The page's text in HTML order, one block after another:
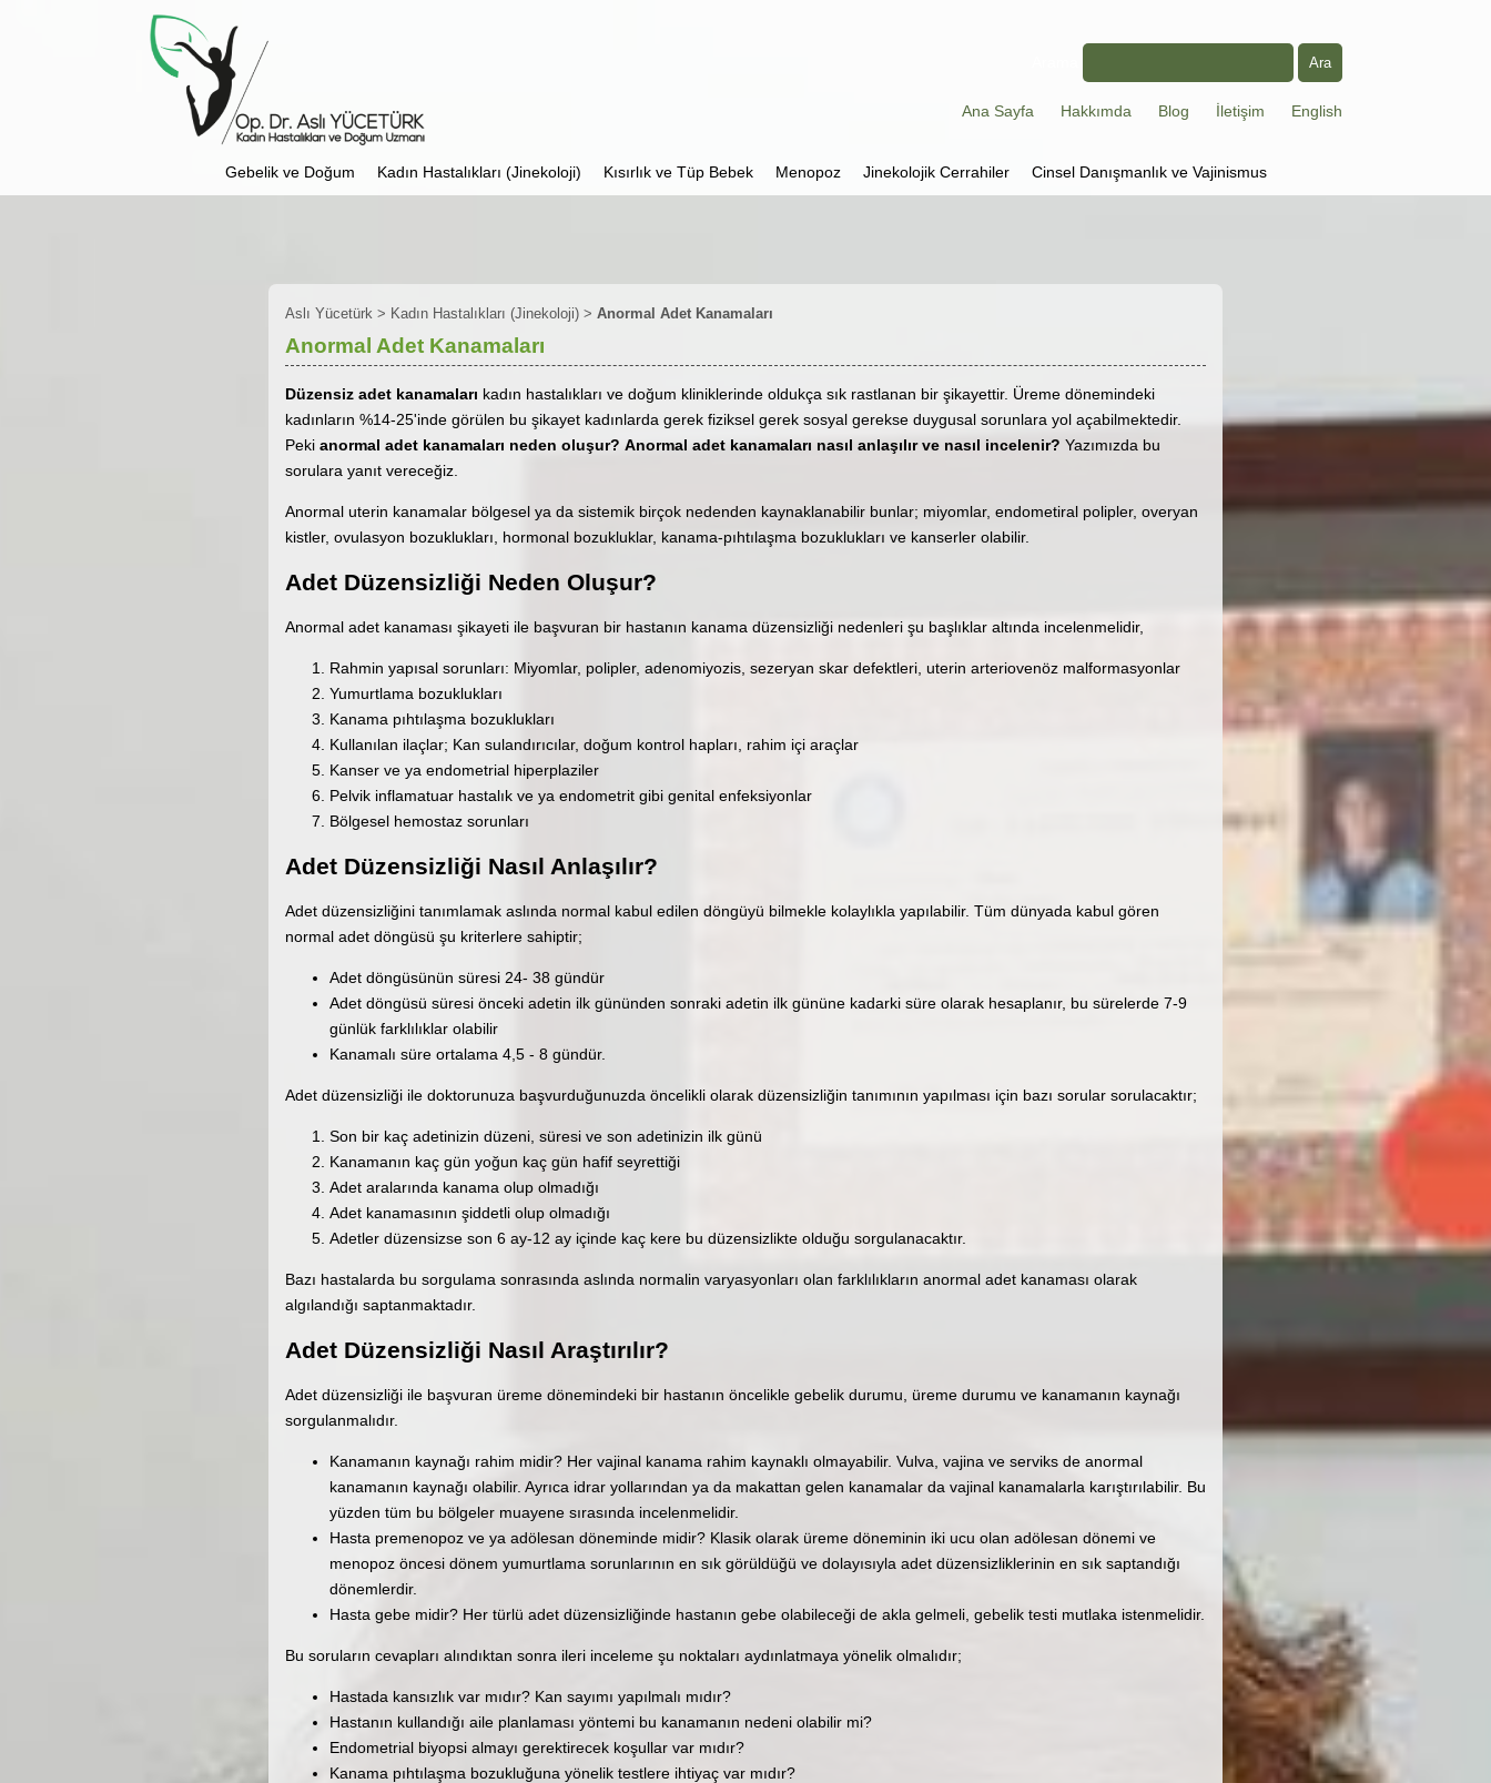
Ana Sayfa Hakkımda Blog İletişim English
Gebelik ve Doğum Kadın Hastalıkları (Jinekoloji) Kısırlık ve Tüp Bebek Menopoz Jinekolojik Cerrahiler Cinsel Danışmanlık ve Vajinismus
Aslı Yücetürk> Kadın Hastalıkları (Jinekoloji)> Anormal Adet Kanamaları
Anormal Adet Kanamaları
Düzensiz adet kanamaları kadın hastalıkları ve doğum kliniklerinde oldukça sık rastlanan bir şikayettir. Üreme dönemindeki
kadınların %14-25'inde görülen bu şikayet kadınlarda gerek fiziksel gerek sosyal gerekse duygusal sorunlara yol açabilmektedir.
Peki anormal adet kanamaları neden oluşur? Anormal adet kanamaları nasıl anlaşılır ve nasıl incelenir? Yazımızda bu
sorulara yanıt vereceğiz.
Anormal uterin kanamalar bölgesel ya da sistemik birçok nedenden kaynaklanabilir bunlar; miyomlar, endometiral polipler, overyan
kistler, ovulasyon bozuklukları, hormonal bozukluklar, kanama-pıhtılaşma bozuklukları ve kanserler olabilir.
Adet Düzensizliği Neden Oluşur?
Anormal adet kanaması şikayeti ile başvuran bir hastanın kanama düzensizliği nedenleri şu başlıklar altında incelenmelidir,
Rahmin yapısal sorunları: Miyomlar, polipler, adenomiyozis, sezeryan skar defektleri, uterin arteriovenöz malformasyonlar
Yumurtlama bozuklukları
Kanama pıhtılaşma bozuklukları
Kullanılan ilaçlar; Kan sulandırıcılar, doğum kontrol hapları, rahim içi araçlar
Kanser ve ya endometrial hiperplaziler
Pelvik inflamatuar hastalık ve ya endometrit gibi genital enfeksiyonlar
Bölgesel hemostaz sorunları
Adet Düzensizliği Nasıl Anlaşılır?
Adet düzensizliğini tanımlamak aslında normal kabul edilen döngüyü bilmekle kolaylıkla yapılabilir. Tüm dünyada kabul gören
normal adet döngüsü şu kriterlere sahiptir;
Adet döngüsünün süresi 24- 38 gündür
Adet döngüsü süresi önceki adetin ilk gününden sonraki adetin ilk gününe kadarki süre olarak hesaplanır, bu sürelerde 7-9
günlük farklılıklar olabilir
Kanamalı süre ortalama 4,5 - 8 gündür.
Adet düzensizliği ile doktorunuza başvurduğunuzda öncelikli olarak düzensizliğin tanımının yapılması için bazı sorular sorulacaktır;
Son bir kaç adetinizin düzeni, süresi ve son adetinizin ilk günü
Kanamanın kaç gün yoğun kaç gün hafif seyrettiği
Adet aralarında kanama olup olmadığı
Adet kanamasının şiddetli olup olmadığı
Adetler düzensizse son 6 ay-12 ay içinde kaç kere bu düzensizlikte olduğu sorgulanacaktır.
Bazı hastalarda bu sorgulama sonrasında aslında normalin varyasyonları olan farklılıkların anormal adet kanaması olarak
algılandığı saptanmaktadır.
Adet Düzensizliği Nasıl Araştırılır?
Adet düzensizliği ile başvuran üreme dönemindeki bir hastanın öncelikle gebelik durumu, üreme durumu ve kanamanın kaynağı
sorgulanmalıdır.
Kanamanın kaynağı rahim midir? Her vajinal kanama rahim kaynaklı olmayabilir. Vulva, vajina ve serviks de anormal
kanamanın kaynağı olabilir. Ayrıca idrar yollarından ya da makattan gelen kanamalar da vajinal kanamalarla karıştırılabilir. Bu
yüzden tüm bu bölgeler muayene sırasında incelenmelidir.
Hasta premenopoz ve ya adölesan döneminde midir? Klasik olarak üreme döneminin iki ucu olan adölesan dönemi ve
menopoz öncesi dönem yumurtlama sorunlarının en sık görüldüğü ve dolayısıyla adet düzensizliklerinin en sık saptandığı
dönemlerdir.
Hasta gebe midir? Her türlü adet düzensizliğinde hastanın gebe olabileceği de akla gelmeli, gebelik testi mutlaka istenmelidir.
Bu soruların cevapları alındıktan sonra ileri inceleme şu noktaları aydınlatmaya yönelik olmalıdır;
Hastada kansızlık var mıdır? Kan sayımı yapılmalı mıdır?
Hastanın kullandığı aile planlaması yöntemi bu kanamanın nedeni olabilir mi?
Endometrial biyopsi almayı gerektirecek koşullar var mıdır?
Kanama pıhtılaşma bozukluğuna yönelik testlere ihtiyaç var mıdır?